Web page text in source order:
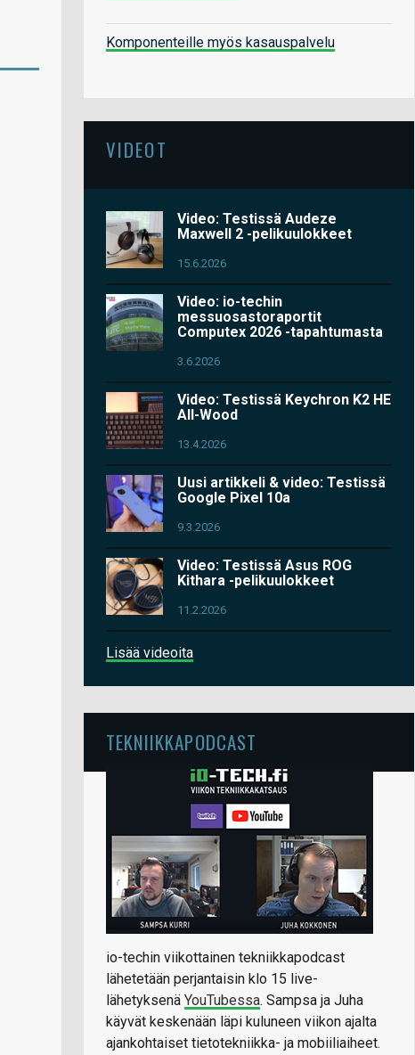
Komponenteille myös kasauspalvelu
VIDEOT
Video: Testissä Audeze
Maxwell 2 -pelikuulokkeet
15.6.2026
Video: io-techin
messuosastoraportit
Computex 2026 -tapahtumasta
3.6.2026
Video: Testissä Keychron K2 HE
All-Wood
13.4.2026
Uusi artikkeli & video: Testissä
Google Pixel 10a
9.3.2026
Video: Testissä Asus ROG
Kithara -pelikuulokkeet
11.2.2026
Lisää videoita
TEKNIIKKAPODCAST
io-techin viikottainen tekniikkapodcast
lähetetään perjantaisin klo 15 live-
lähetyksenä YouTubessa. Sampsa ja Juha
käyvät keskenään läpi kuluneen viikon ajalta
ajankohtaiset tietotekniikka- ja mobiiliaiheet.